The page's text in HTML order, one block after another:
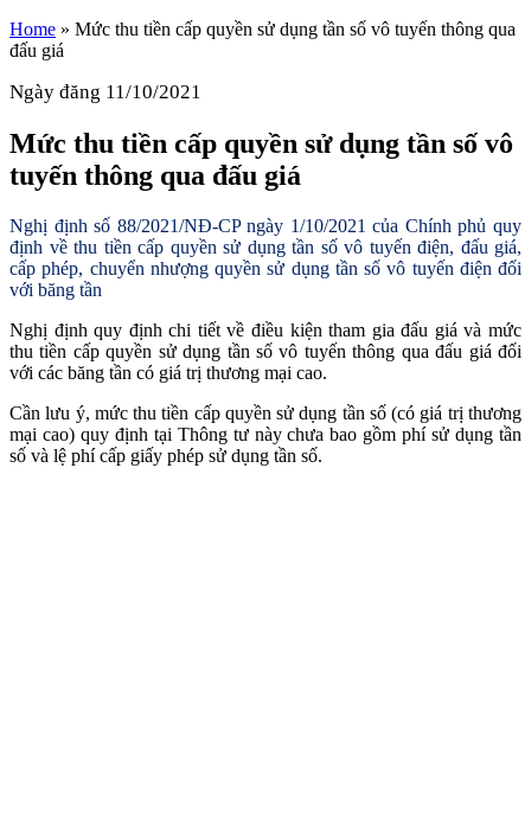
Home » Mức thu tiền cấp quyền sử dụng tần số vô tuyến thông qua
đấu giá
Ngày đăng 11/10/2021
Mức thu tiền cấp quyền sử dụng tần số vô
tuyến thông qua đấu giá
Nghị định số 88/2021/NĐ-CP ngày 1/10/2021 của Chính phủ quy
định về thu tiền cấp quyền sử dụng tần số vô tuyến điện, đấu giá,
cấp phép, chuyển nhượng quyền sử dụng tần số vô tuyến điện đối
với băng tần
Nghị định quy định chi tiết về điều kiện tham gia đấu giá và mức
thu tiền cấp quyền sử dụng tần số vô tuyến thông qua đấu giá đối
với các băng tần có giá trị thương mại cao.
Cần lưu ý, mức thu tiền cấp quyền sử dụng tần số (có giá trị thương
mại cao) quy định tại Thông tư này chưa bao gồm phí sử dụng tần
số và lệ phí cấp giấy phép sử dụng tần số.